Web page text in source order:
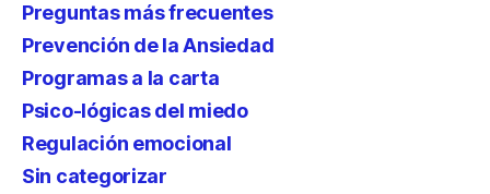
Preguntas más frecuentes
Prevención de la Ansiedad
Programas a la carta
Psico-lógicas del miedo
Regulación emocional
Sin categorizar